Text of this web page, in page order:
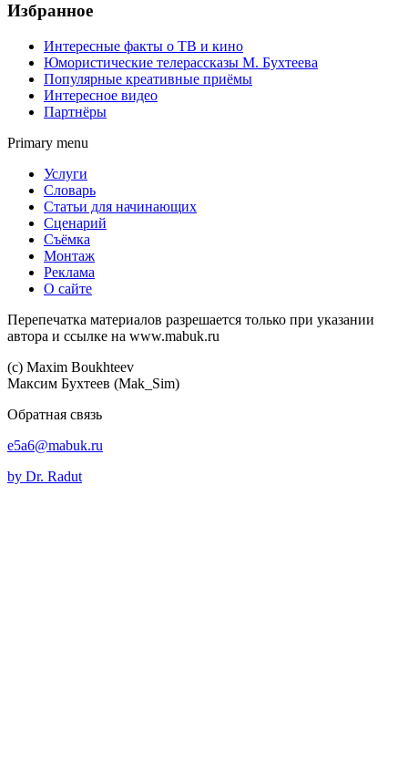
Избранное
Интересные факты о ТВ и кино
Юмористические телерассказы М. Бухтеева
Популярные креативные приёмы
Интересное видео
Партнёры
Primary menu
Услуги
Словарь
Статьи для начинающих
Сценарий
Съёмка
Монтаж
Реклама
О сайте
Перепечатка материалов разрешается только при указании
автора и ссылке на www.mabuk.ru
(c) Maхim Boukhteev
Максим Бухтеев (Mak_Sim)
Обратная связь
e5a6@mabuk.ru
by Dr. Radut